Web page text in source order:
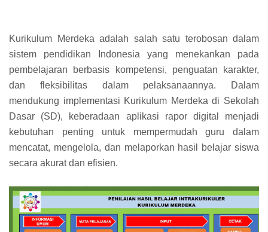
Kurikulum Merdeka adalah salah satu terobosan dalam
sistem pendidikan Indonesia yang menekankan pada
pembelajaran berbasis kompetensi, penguatan karakter,
dan fleksibilitas dalam pelaksanaannya. Dalam
mendukung implementasi Kurikulum Merdeka di Sekolah
Dasar (SD), keberadaan aplikasi rapor digital menjadi
kebutuhan penting untuk mempermudah guru dalam
mencatat, mengelola, dan melaporkan hasil belajar siswa
secara akurat dan efisien.